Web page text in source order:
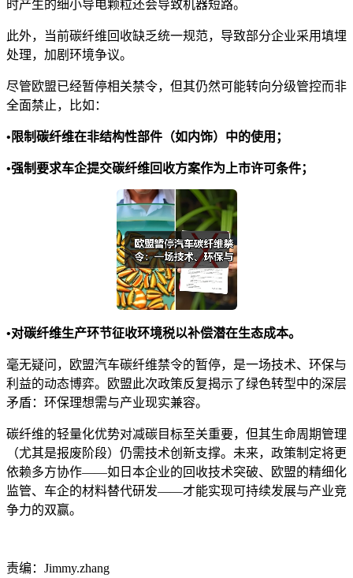
时产生的细小导电颗粒还会导致机器短路。
此外，当前碳纤维回收缺乏统一规范，导致部分企业采用填埋
处理，加剧环境争议。
尽管欧盟已经暂停相关禁令，但其仍然可能转向分级管控而非
全面禁止，比如：
•限制碳纤维在非结构性部件（如内饰）中的使用；
•强制要求车企提交碳纤维回收方案作为上市许可条件；
•对碳纤维生产环节征收环境税以补偿潜在生态成本。
毫无疑问，欧盟汽车碳纤维禁令的暂停，是一场技术、环保与
利益的动态博弈。欧盟此次政策反复揭示了绿色转型中的深层
矛盾：环保理想需与产业现实兼容。
碳纤维的轻量化优势对减碳目标至关重要，但其生命周期管理
（尤其是报废阶段）仍需技术创新支撑。未来，政策制定将更
依赖多方协作——如日本企业的回收技术突破、欧盟的精细化
监管、车企的材料替代研发——才能实现可持续发展与产业竞
争力的双赢。
责编：Jimmy.zhang